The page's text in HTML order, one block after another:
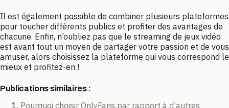
Il est également possible de combiner plusieurs plateformes
pour toucher différents publics et profiter des avantages de
chacune. Enfin, n’oubliez pas que le streaming de jeux vidéo
est avant tout un moyen de partager votre passion et de vous
amuser, alors choisissez la plateforme qui vous correspond le
mieux et profitez-en !
Publications similaires :
Pourquoi choisir OnlyFans par rapport à d’autres